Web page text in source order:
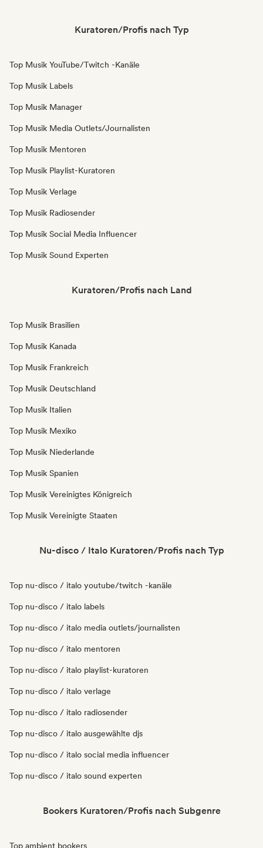
Kuratoren/Profis nach Typ
Top Musik YouTube/Twitch -Kanäle
Top Musik Labels
Top Musik Manager
Top Musik Media Outlets/Journalisten
Top Musik Mentoren
Top Musik Playlist-Kuratoren
Top Musik Verlage
Top Musik Radiosender
Top Musik Social Media Influencer
Top Musik Sound Experten
Kuratoren/Profis nach Land
Top Musik Brasilien
Top Musik Kanada
Top Musik Frankreich
Top Musik Deutschland
Top Musik Italien
Top Musik Mexiko
Top Musik Niederlande
Top Musik Spanien
Top Musik Vereinigtes Königreich
Top Musik Vereinigte Staaten
Nu-disco / Italo Kuratoren/Profis nach Typ
Top nu-disco / italo youtube/twitch -kanäle
Top nu-disco / italo labels
Top nu-disco / italo media outlets/journalisten
Top nu-disco / italo mentoren
Top nu-disco / italo playlist-kuratoren
Top nu-disco / italo verlage
Top nu-disco / italo radiosender
Top nu-disco / italo ausgewählte djs
Top nu-disco / italo social media influencer
Top nu-disco / italo sound experten
Bookers Kuratoren/Profis nach Subgenre
Top ambient bookers